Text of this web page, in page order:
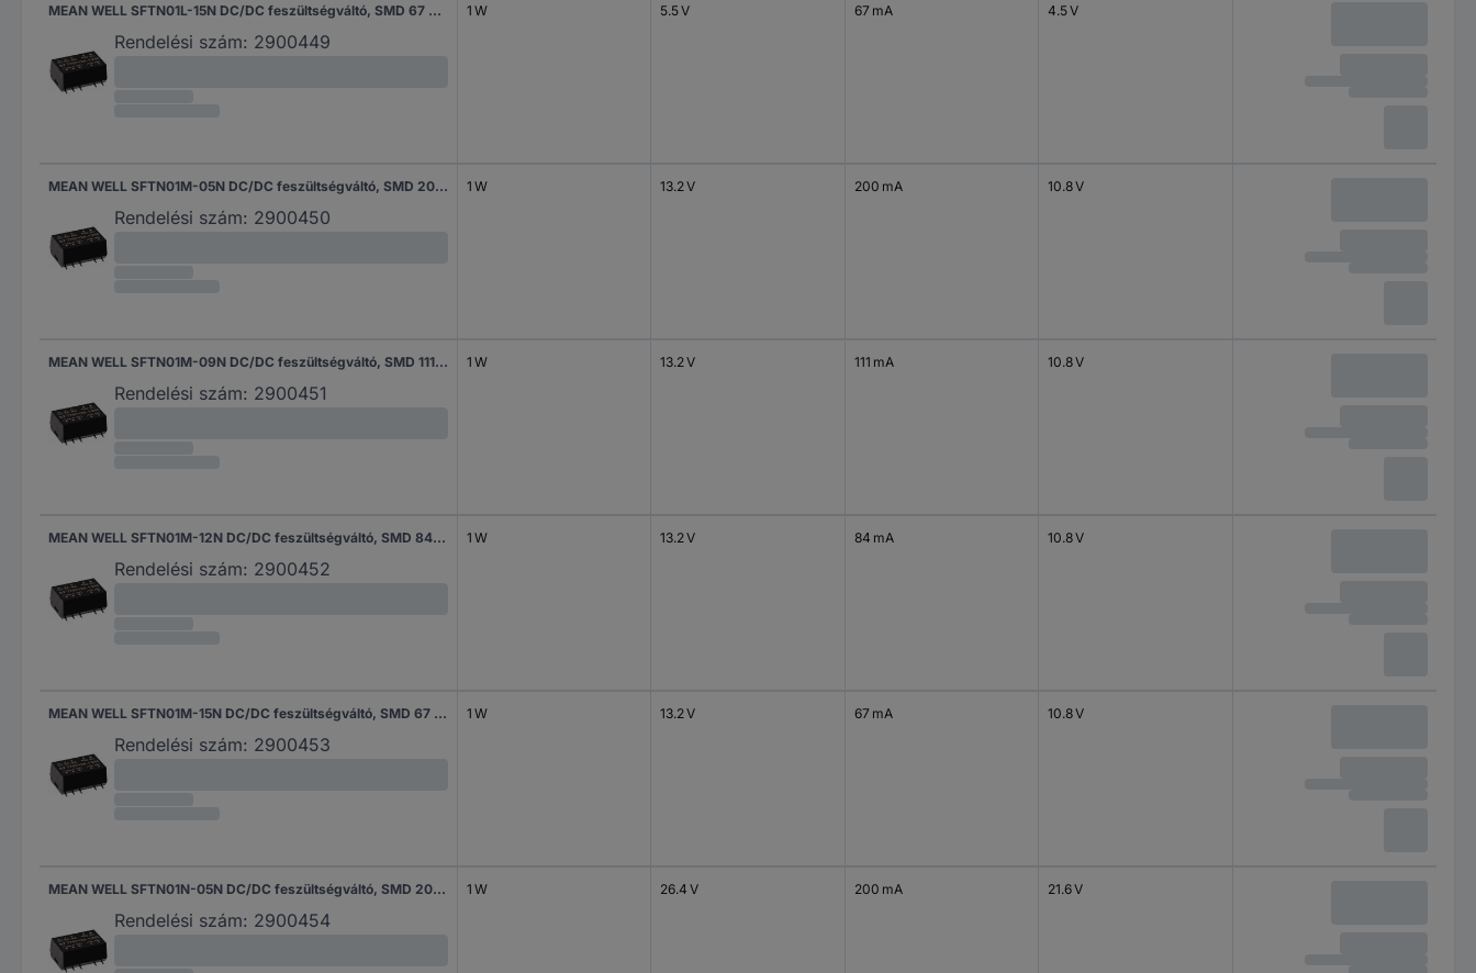
MEAN WELL SFTN01L-15N DC/DC feszültségváltó, SMD 67 mA 1 W Kimenetek száma: 1 x Tartalom, tartalmi egységek rendelésenként 1 db
Rendelési szám: 2900449
1 W 5.5 V 67 mA 4.5 V
MEAN WELL SFTN01M-05N DC/DC feszültségváltó, SMD 200 mA 1 W Kimenetek száma: 1 x Tartalom, tartalmi egységek rendelésenként 1 db
Rendelési szám: 2900450
1 W 13.2 V 200 mA 10.8 V
MEAN WELL SFTN01M-09N DC/DC feszültségváltó, SMD 111 mA 1 W Kimenetek száma: 1 x Tartalom, tartalmi egységek rendelésenként 1 db
Rendelési szám: 2900451
1 W 13.2 V 111 mA 10.8 V
MEAN WELL SFTN01M-12N DC/DC feszültségváltó, SMD 84 mA 1 W Kimenetek száma: 1 x Tartalom, tartalmi egységek rendelésenként 1 db
Rendelési szám: 2900452
1 W 13.2 V 84 mA 10.8 V
MEAN WELL SFTN01M-15N DC/DC feszültségváltó, SMD 67 mA 1 W Kimenetek száma: 1 x Tartalom, tartalmi egységek rendelésenként 1 db
Rendelési szám: 2900453
1 W 13.2 V 67 mA 10.8 V
MEAN WELL SFTN01N-05N DC/DC feszültségváltó, SMD 200 mA 1 W Kimenetek száma: 1 x Tartalom, tartalmi egységek rendelésenként 1 db
Rendelési szám: 2900454
1 W 26.4 V 200 mA 21.6 V